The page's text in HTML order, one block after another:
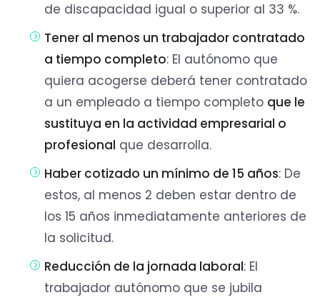
de discapacidad igual o superior al 33 %.
Tener al menos un trabajador contratado
a tiempo completo: El autónomo que
quiera acogerse deberá tener contratado
a un empleado a tiempo completo que le
sustituya en la actividad empresarial o
profesional que desarrolla.
Haber cotizado un mínimo de 15 años: De
estos, al menos 2 deben estar dentro de
los 15 años inmediatamente anteriores de
la solicitud.
Reducción de la jornada laboral: El
trabajador autónomo que se jubila